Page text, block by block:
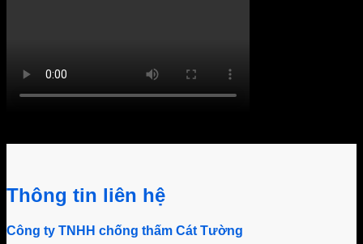
Thông tin liên hệ
Công ty TNHH chống thấm Cát Tường